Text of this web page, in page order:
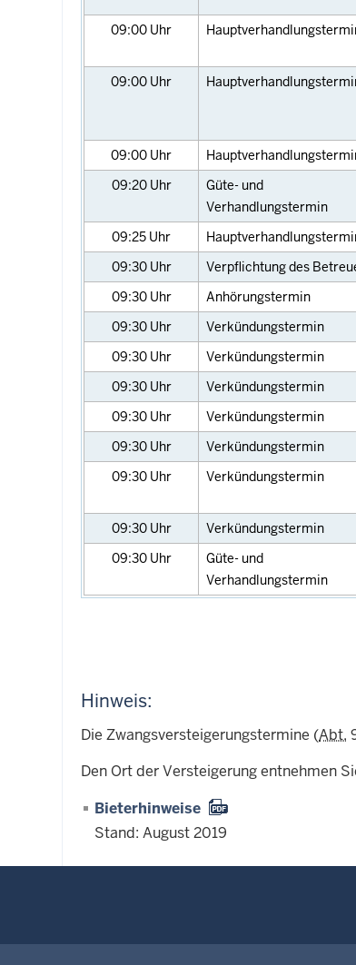
09:00 Uhr
09:00 Uhr
09:00 Uhr
09:20 Uhr
Güte- und
Verhandlungstermin
09:25 Uhr
09:30 Uhr Verpflichtung des
09:30 Uhr Anhörungstermin
09:30 Uhr Verkündungstermin
09:30 Uhr Verkündungstermin
09:30 Uhr Verkündungstermin
09:30 Uhr Verkündungstermin
09:30 Uhr Verkündungstermin
09:30 Uhr Verkündungstermin
09:30 Uhr Verkündungstermin
09:30 Uhr
Güte- und
Verhandlungstermin
Hinweis:
Die Zwangsversteigerungstermine (Abt.
Den Ort der Versteigerung entnehmen
Bieterhinweise
Stand: August 2019